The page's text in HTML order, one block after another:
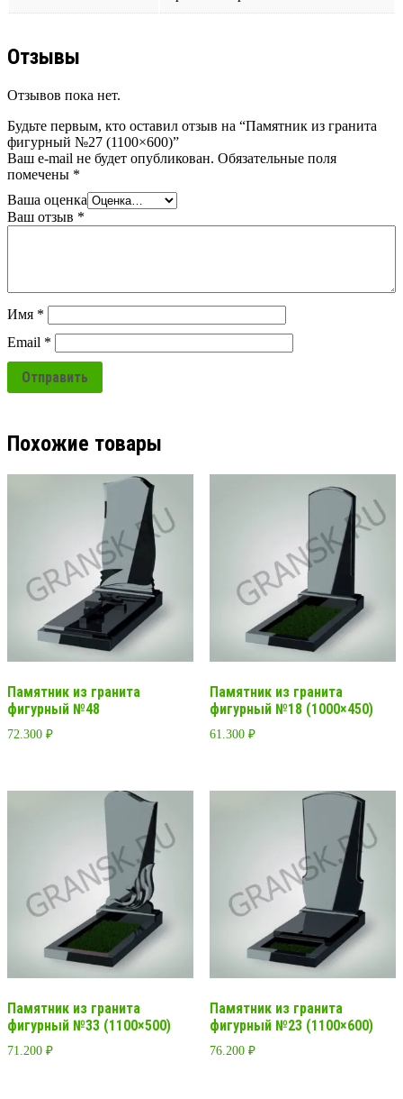
Отзывы
Отзывов пока нет.
Будьте первым, кто оставил отзыв на “Памятник из гранита
фигурный №27 (1100×600)”
Ваш e-mail не будет опубликован. Обязательные поля
помечены *
Ваша оценка
Ваш отзыв *
Имя *
Email *
Похожие товары
Памятник из гранита
фигурный №48
72.300 ₽
Памятник из гранита
фигурный №18 (1000×450)
61.300 ₽
Памятник из гранита
фигурный №33 (1100×500)
71.200 ₽
Памятник из гранита
фигурный №23 (1100×600)
76.200 ₽